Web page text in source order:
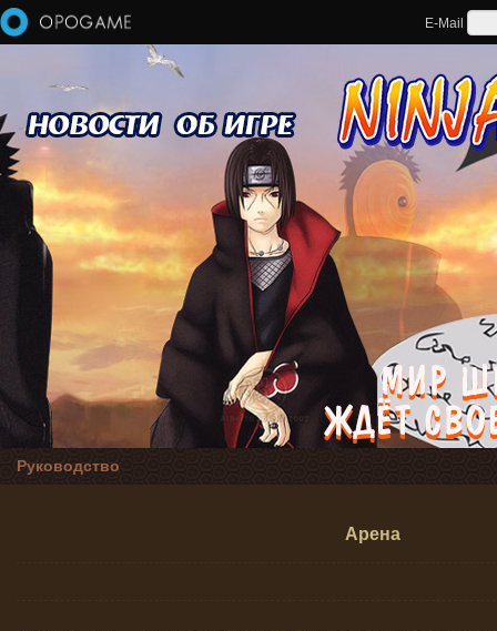
Перейти к основному содержанию
E-Mail
Руководство
Арена